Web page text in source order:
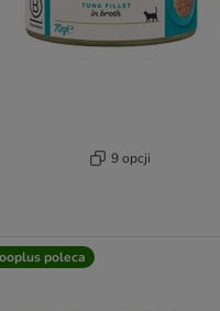
9 opcji
poleca